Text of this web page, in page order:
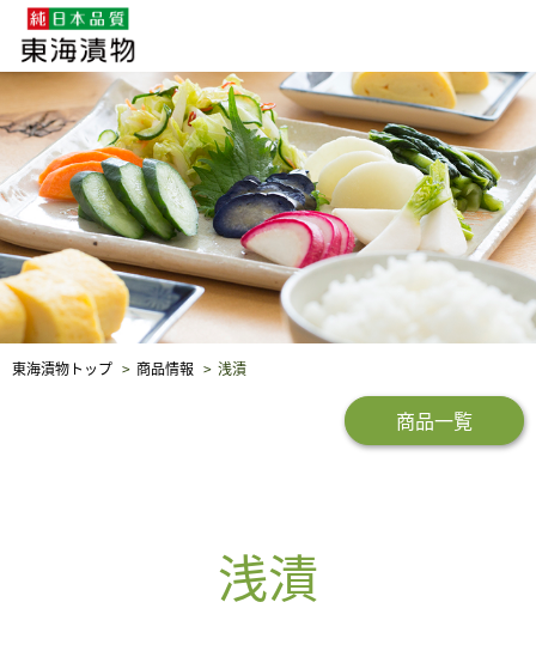
企業・採用情報 社会貢献 品質保証
東海漬物トップ 商品情報 浅漬
商品一覧
浅漬